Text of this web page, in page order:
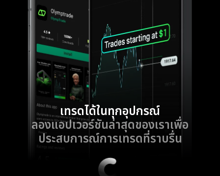
เทรดได้ในทุกอุปกรณ์
ลองแอปเวอร์ชันล่าสุดของเราเพื่อ
ประสบการณ์การเทรดที่ราบรื่น